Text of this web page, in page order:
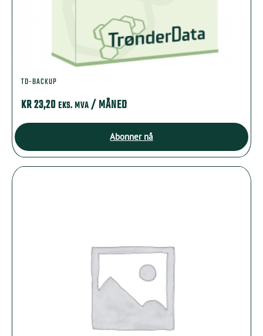
TD-BACKUP
KR23,20 EKS. MVA/ MÅNED
Abonner nå